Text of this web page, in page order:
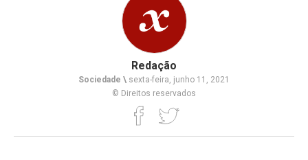
Redação
Sociedade \ sexta-feira, junho 11, 2021
© Direitos reservados